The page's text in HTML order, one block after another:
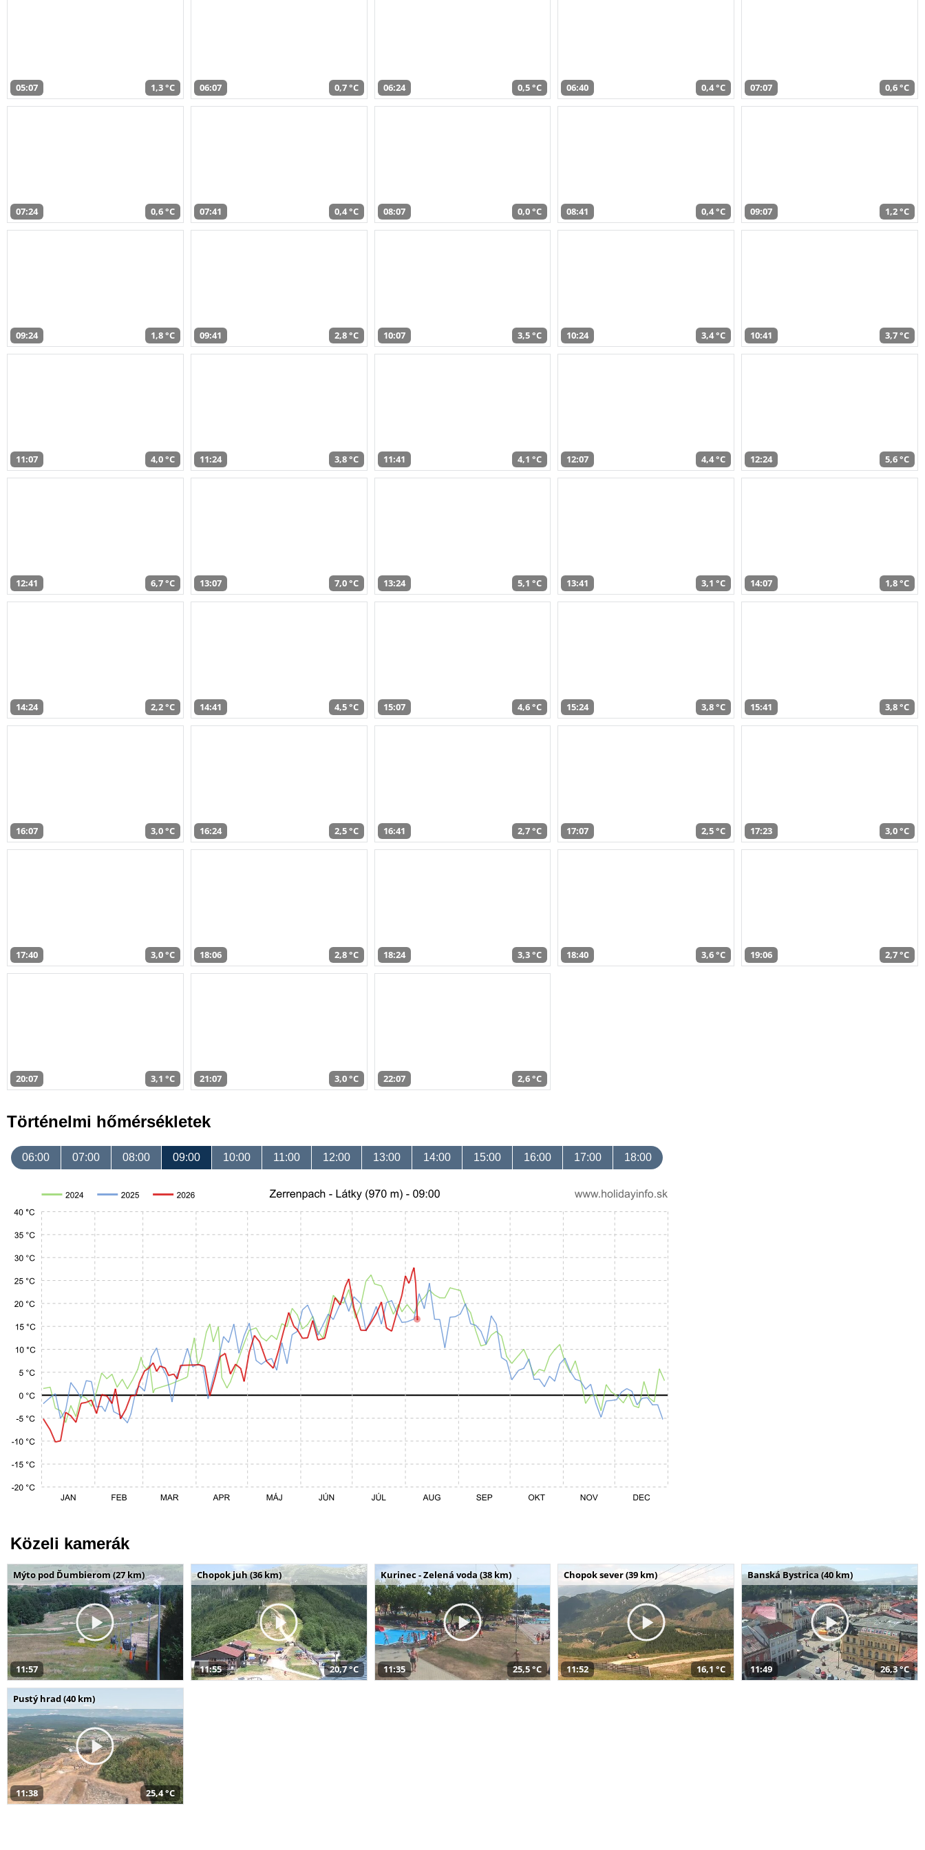
05:07 1,3 °C 06:07 0,7 °C 06:24 0,5 °C 06:40 0,4 °C 07:07 0,6 °C
07:24 0,6 °C 07:41 0,4 °C 08:07 0,0 °C 08:41 0,4 °C 09:07 1,2 °C
09:24 1,8 °C 09:41 2,8 °C 10:07 3,5 °C 10:24 3,4 °C 10:41 3,7 °C
11:07 4,0 °C 11:24 3,8 °C 11:41 4,1 °C 12:07 4,4 °C 12:24 5,6 °C
12:41 6,7 °C 13:07 7,0 °C 13:24 5,1 °C 13:41 3,1 °C 14:07 1,8 °C
14:24 2,2 °C 14:41 4,5 °C 15:07 4,6 °C 15:24 3,8 °C 15:41 3,8 °C
16:07 3,0 °C 16:24 2,5 °C 16:41 2,7 °C 17:07 2,5 °C 17:23 3,0 °C
17:40 3,0 °C 18:06 2,8 °C 18:24 3,3 °C 18:40 3,6 °C 19:06 2,7 °C
20:07 3,1 °C 21:07 3,0 °C 22:07 2,6 °C
Történelmi hőmérsékletek
06:00 07:00 08:00 09:00 10:00 11:00 12:00 13:00 14:00 15:00 16:00 17:00 18:00
Közeli kamerák
Mýto pod Ďumbierom (27 km)
11:57
Chopok juh (36 km)
11:55 20,7 °C
Kurinec - Zelená voda (38 km)
11:35 25,5 °C
Chopok sever (39 km)
11:52 16,1 °C
Banská Bystrica (40 km)
11:49 26,3 °C
Pustý hrad (40 km)
11:38 25,4 °C